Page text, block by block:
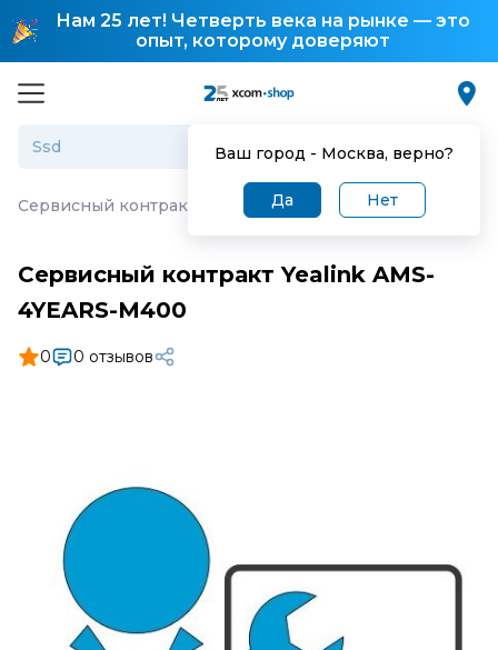
Нам 25 лет! Четверть века на рынке — это
опыт, которому доверяют
Ваш город - Москва, верно?
Да Нет
Сервисный контракт Yealink AMS-4YEARS-M400
Сервисный контракт Yealink AMS-
4YEARS-M400
0 0 отзывов